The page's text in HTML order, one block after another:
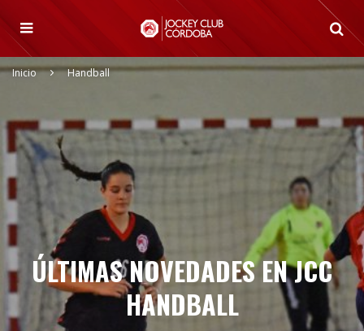
Inicio Handball
ÚLTIMAS NOVEDADES EN JCC
HANDBALL